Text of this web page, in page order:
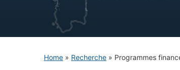
Home » Recherche » Programmes